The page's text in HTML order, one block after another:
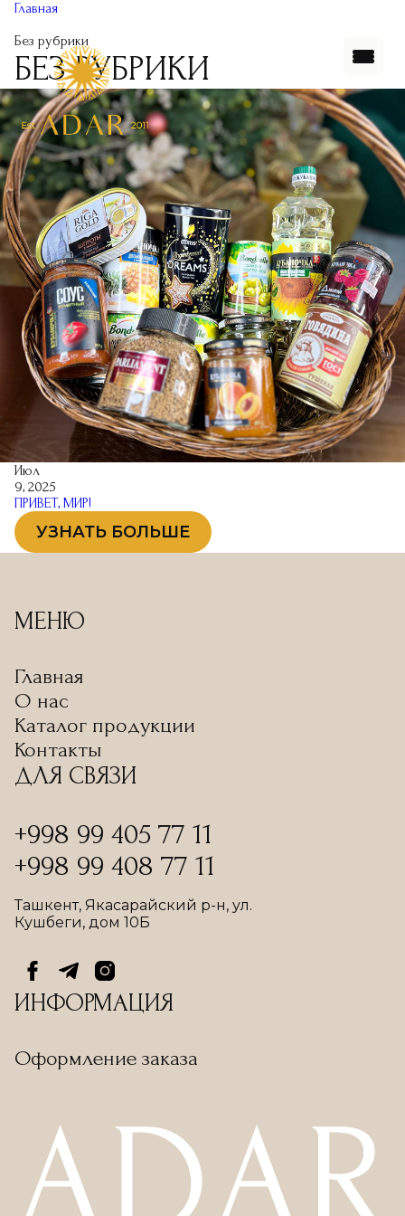
Главная
Без рубрики
БЕЗ РУБРИКИ
Июл
9, 2025
ПРИВЕТ, МИР!
УЗНАТЬ БОЛЬШЕ
МЕНЮ
Главная
О нас
Каталог продукции
Контакты
ДЛЯ СВЯЗИ
+998 99 405 77 11
+998 99 408 77 11
Ташкент, Якасарайский р-н, ул.
Кушбеги, дом 10Б
ИНФОРМАЦИЯ
Оформление заказа